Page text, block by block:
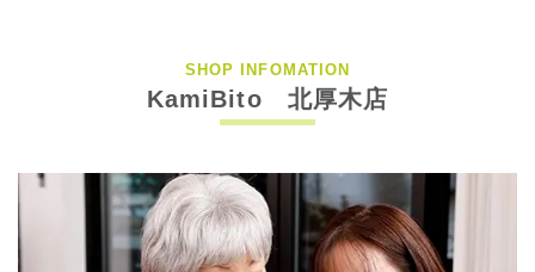
SHOP INFOMATION
KamiBito 北厚木店